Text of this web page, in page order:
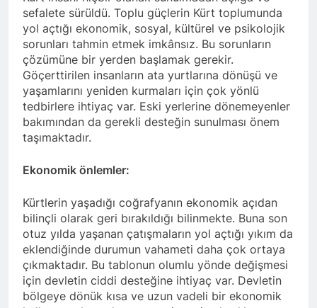
kanalê bû.
Serokê Gistî yê HAK-PARê
Düzgün Kaplan, Cîgirê
Serokê Giştî Cîhan Baykara û
nûnerê nû yê Hewlêrê
Mihemed Şîrîn Tîmûr
serdana Berpirsê
Rewşembîrî û Medyayî yê
Partî Demokratî Kurdistan
(PDK) û Endamê
Serkirdayetîya PDKê Dr. Salar
3 Yıl Ago
Serokê Gistî yê HAK-PARê
Duzgun Kaplan nûnerê nû yê
Hewlêrê û Cîgirê Serokê
Giştî Mihemed Şîrîn Tîmûr û
šanda li gel wan serdana
Navenda Lêkolînan a
3 Yıl Ago
Şanda HAK-PARê li
Hewlêrê sersaxî da
malbata Dizayî.
3 Yıl Ago
KÜRDİSTAN
CUMHURİYETİ’NİN 78.
YILDÖNÜMÜ DOLAYISIYLA
TÜM ŞEHİTLERİ SAYGIYLA
ANIYOR VE PÊŞAVA QAZÎ
MUHAMMED’İN KÜRT
MİLLETİNE VASİYETİNİ
İLGİNİZE SUNUYORUZ.
İran´ın Hewler
terörsaldırısı
Danimarka’da
protestoedildi
3 Yıl Ago
Serokê Giştî yê HAK-PARê
Duzgun Kaplan û
Komîsyona Nûnertîya
Hewlêrê ya HAK-PARê, li
Herêma Kurdistanê
3 Yıl Ago
İran terör devletinin
başkonsoluğu önünde,
sefalete sürüldü. Toplu güçlerin Kürt toplumunda
yol açtığı ekonomik, sosyal, kültürel ve psikolojik
sorunları tahmin etmek imkânsız. Bu sorunların
çözümüne bir yerden başlamak gerekir.
Göçerttirilen insanların ata yurtlarına dönüşü ve
yaşamlarını yeniden kurmaları için çok yönlü
tedbirlere ihtiyaç var. Eski yerlerine dönemeyenler
bakımından da gerekli desteğin sunulması önem
taşımaktadır.
Ekonomik önlemler:
Kürtlerin yaşadığı coğrafyanın ekonomik açıdan
bilinçli olarak geri bırakıldığı bilinmekte. Buna son
otuz yılda yaşanan çatışmaların yol açtığı yıkım da
eklendiğinde durumun vahameti daha çok ortaya
çıkmaktadır. Bu tablonun olumlu yönde değişmesi
için devletin ciddi desteğine ihtiyaç var. Devletin
bölgeye dönük kısa ve uzun vadeli bir ekonomik